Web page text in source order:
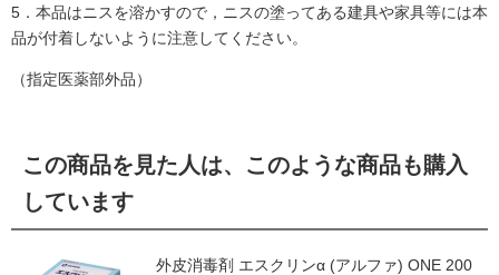
5．本品はニスを溶かすので，ニスの塗ってある建具や家具等には本
品が付着しないように注意してください。
（指定医薬部外品）
この商品を見た人は、このような商品も購入
しています
外皮消毒剤 エスクリンα (アルファ) ONE 200